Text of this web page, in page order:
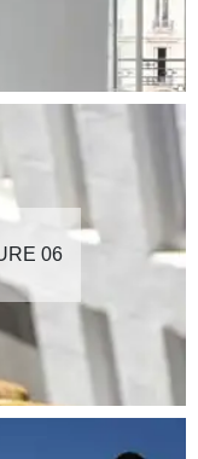
06